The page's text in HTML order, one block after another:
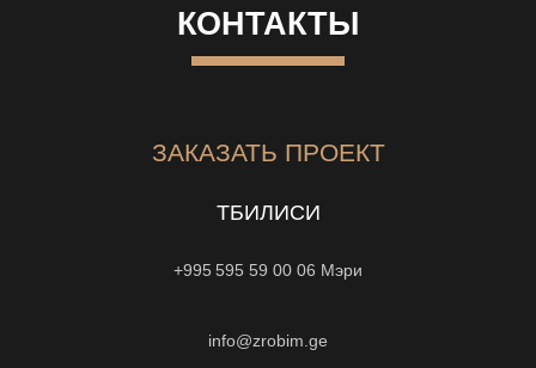
КОНТАКТЫ
ЗАКАЗАТЬ ПРОЕКТ
ТБИЛИСИ
+995 595 59 00 06 Мэри
info@zrobim.ge